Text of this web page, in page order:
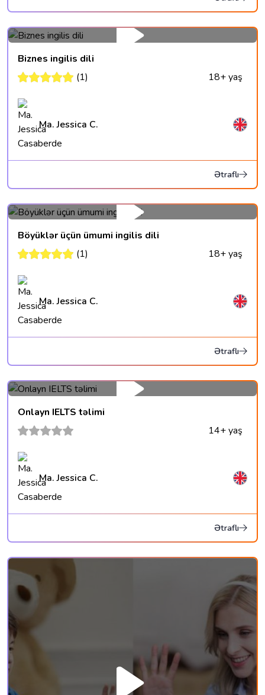
Biznes ingilis dili
(1)
18+ yaş
Ma. Jessica C.
Ətraflı
Böyüklər üçün ümumi ingilis dili
(1)
18+ yaş
Ma. Jessica C.
Ətraflı
Onlayn IELTS təlimi
14+ yaş
Ma. Jessica C.
Ətraflı